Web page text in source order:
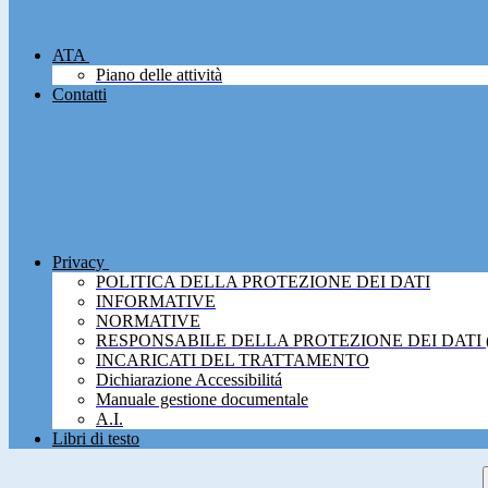
ATA
Piano delle attività
Contatti
Privacy
POLITICA DELLA PROTEZIONE DEI DATI
INFORMATIVE
NORMATIVE
RESPONSABILE DELLA PROTEZIONE DEI DATI
INCARICATI DEL TRATTAMENTO
Dichiarazione Accessibilitá
Manuale gestione documentale
A.I.
Libri di testo